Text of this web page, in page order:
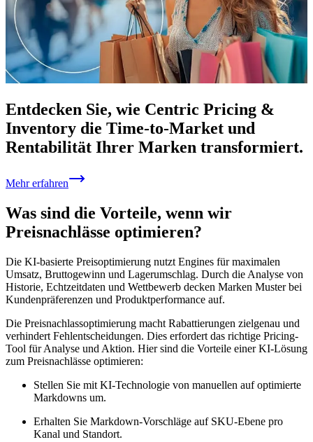
Entdecken Sie, wie Centric Pricing &
Inventory die Time-to-Market und
Rentabilität Ihrer Marken transformiert.
Mehr erfahren
Was sind die Vorteile, wenn wir
Preisnachlässe optimieren?
Die KI-basierte Preisoptimierung nutzt Engines für maximalen
Umsatz, Bruttogewinn und Lagerumschlag. Durch die Analyse von
Historie, Echtzeitdaten und Wettbewerb decken Marken Muster bei
Kundenpräferenzen und Produktperformance auf.
Die Preisnachlassoptimierung macht Rabattierungen zielgenau und
verhindert Fehlentscheidungen. Dies erfordert das richtige Pricing-
Tool für Analyse und Aktion. Hier sind die Vorteile einer KI-Lösung
zum Preisnachlässe optimieren:
Stellen Sie mit KI-Technologie von manuellen auf optimierte
Markdowns um.
Erhalten Sie Markdown-Vorschläge auf SKU-Ebene pro
Kanal und Standort.